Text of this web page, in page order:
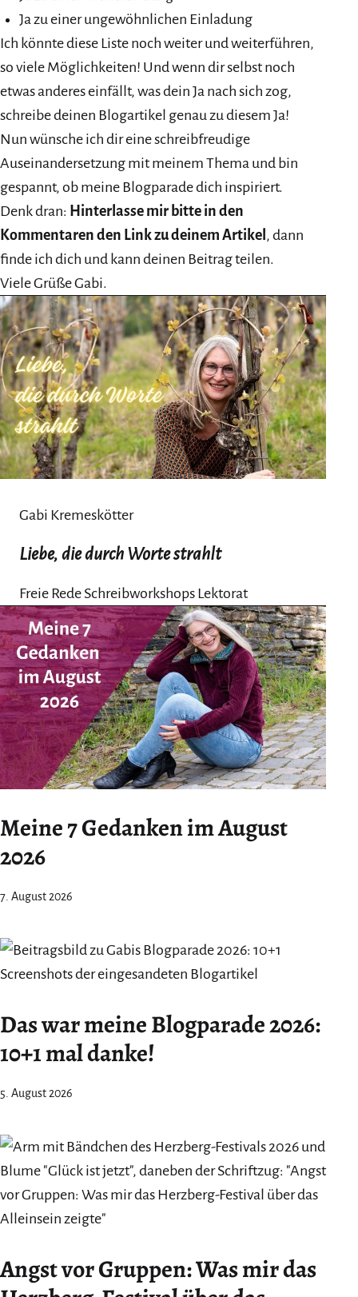
Ja zu einer ungewöhnlichen Einladung
Ich könnte diese Liste noch weiter und weiterführen,
so viele Möglichkeiten! Und wenn dir selbst noch
etwas anderes einfällt, was dein Ja nach sich zog,
schreibe deinen Blogartikel genau zu diesem Ja!
Nun wünsche ich dir eine schreibfreudige
Auseinandersetzung mit meinem Thema und bin
gespannt, ob meine Blogparade dich inspiriert.
Denk dran: Hinterlasse mir bitte in den
Kommentaren den Link zu deinem Artikel, dann
finde ich dich und kann deinen Beitrag teilen.
Viele Grüße Gabi.
Gabi Kremeskötter
Liebe, die durch Worte strahlt
Freie Rede Schreibworkshops Lektorat
Meine 7 Gedanken im August
2026
7. August 2026
Das war meine Blogparade 2026:
10+1 mal danke!
5. August 2026
Angst vor Gruppen: Was mir das